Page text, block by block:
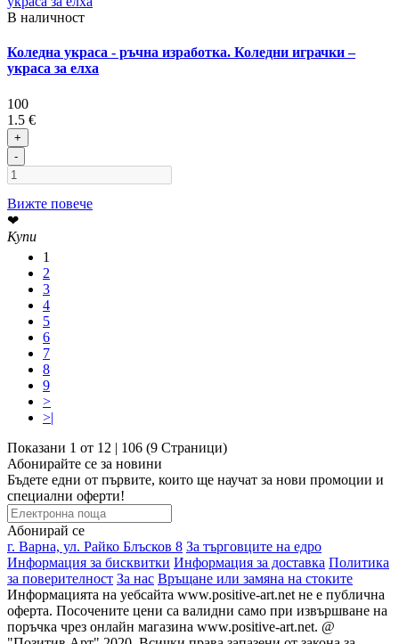
В наличност
Коледна украса - ръчна изработка. Коледни играчки –
украса за елха
100
1.5 €
+
-
Вижте повече
❤
Купи
1
2
3
4
5
6
7
8
9
>
>|
Показани 1 от 12 | 106 (9 Страници)
Абонирайте се за новини
Бъдете едни от първите, които ще научат за нови промоции и
специални оферти!
Абонирай се
г. Варна, ул. Райко Блъсков 8 За търговците на едро
Информация за бисквитки Информация за доставка Политика
за поверителност За нас Връщане или замяна на стоките
Информацията на уебсайта www.positive-art.net не е публична
оферта. Посочените цени са валидни само при извършване на
поръчка чрез онлайн магазина www.positive-art.net. @